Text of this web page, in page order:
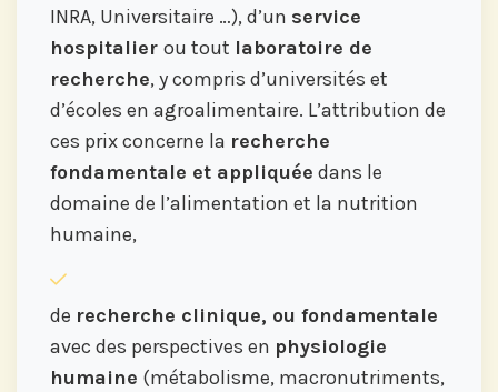
INRA, Universitaire …), d’un service
hospitalier ou tout laboratoire de
recherche, y compris d’universités et
d’écoles en agroalimentaire. L’attribution de
ces prix concerne la recherche
fondamentale et appliquée dans le
domaine de l’alimentation et la nutrition
humaine,
de recherche clinique, ou fondamentale
avec des perspectives en physiologie
humaine (métabolisme, macronutriments,